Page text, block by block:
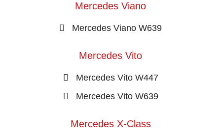
Mercedes Viano
Mercedes Viano W639
Mercedes Vito
Mercedes Vito W447
Mercedes Vito W639
Mercedes X-Class